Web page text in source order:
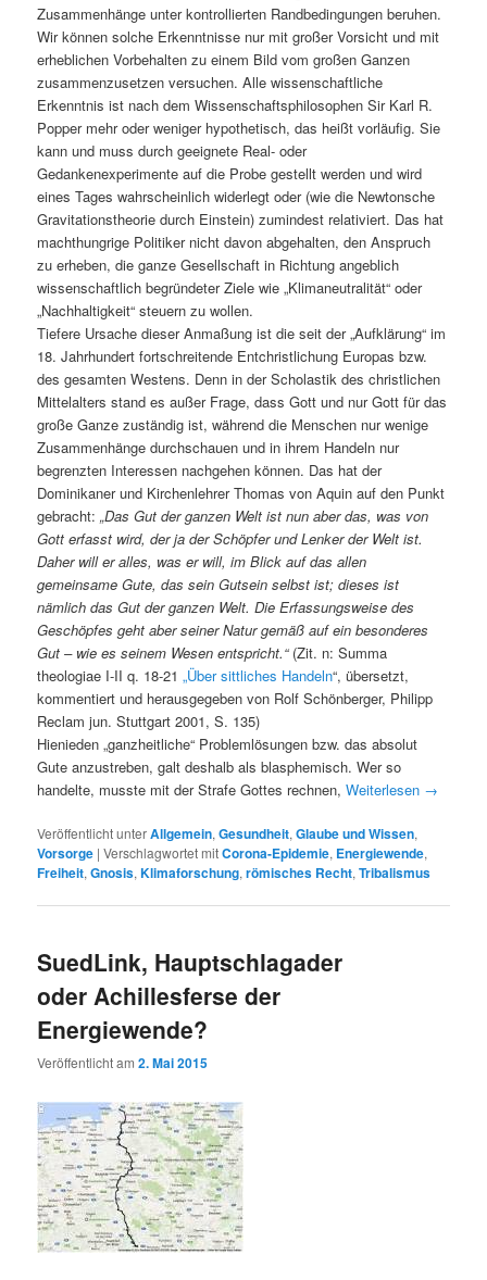
Zusammenhänge unter kontrollierten Randbedingungen beruhen.
Wir können solche Erkenntnisse nur mit großer Vorsicht und mit
erheblichen Vorbehalten zu einem Bild vom großen Ganzen
zusammenzusetzen versuchen. Alle wissenschaftliche
Erkenntnis ist nach dem Wissenschaftsphilosophen Sir Karl R.
Popper mehr oder weniger hypothetisch, das heißt vorläufig. Sie
kann und muss durch geeignete Real- oder
Gedankenexperimente auf die Probe gestellt werden und wird
eines Tages wahrscheinlich widerlegt oder (wie die Newtonsche
Gravitationstheorie durch Einstein) zumindest relativiert. Das hat
machthungrige Politiker nicht davon abgehalten, den Anspruch
zu erheben, die ganze Gesellschaft in Richtung angeblich
wissenschaftlich begründeter Ziele wie „Klimaneutralität“ oder
„Nachhaltigkeit“ steuern zu wollen.
Tiefere Ursache dieser Anmaßung ist die seit der „Aufklärung“ im
18. Jahrhundert fortschreitende Entchristlichung Europas bzw.
des gesamten Westens. Denn in der Scholastik des christlichen
Mittelalters stand es außer Frage, dass Gott und nur Gott für das
große Ganze zuständig ist, während die Menschen nur wenige
Zusammenhänge durchschauen und in ihrem Handeln nur
begrenzten Interessen nachgehen können. Das hat der
Dominikaner und Kirchenlehrer Thomas von Aquin auf den Punkt
gebracht:„Das Gut der ganzen Welt ist nun aber das, was von
Gott erfasst wird, der ja der Schöpfer und Lenker der Welt ist.
Daher will er alles, was er will, im Blick auf das allen
gemeinsame Gute, das sein Gutsein selbst ist; dieses ist
nämlich das Gut der ganzen Welt. Die Erfassungsweise des
Geschöpfes geht aber seiner Natur gemäß auf ein besonderes
Gut – wie es seinem Wesen entspricht.“(Zit. n: Summa
theologiae I-II q. 18-21„Über sittliches Handeln“, übersetzt,
kommentiert und herausgegeben von Rolf Schönberger, Philipp
Reclam jun. Stuttgart 2001, S. 135)
Hienieden „ganzheitliche“ Problemlösungen bzw. das absolut
Gute anzustreben, galt deshalb als blasphemisch. Wer so
handelte, musste mit der Strafe Gottes rechnen,Weiterlesen →
Veröffentlicht unterAllgemein,Gesundheit,Glaube und Wissen,
Vorsorge |Verschlagwortet mitCorona-Epidemie, Energiewende,
Freiheit,Gnosis,Klimaforschung,römisches Recht,Tribalismus
SuedLink, Hauptschlagader
oder Achillesferse der
Energiewende?
Veröffentlicht am2. Mai 2015